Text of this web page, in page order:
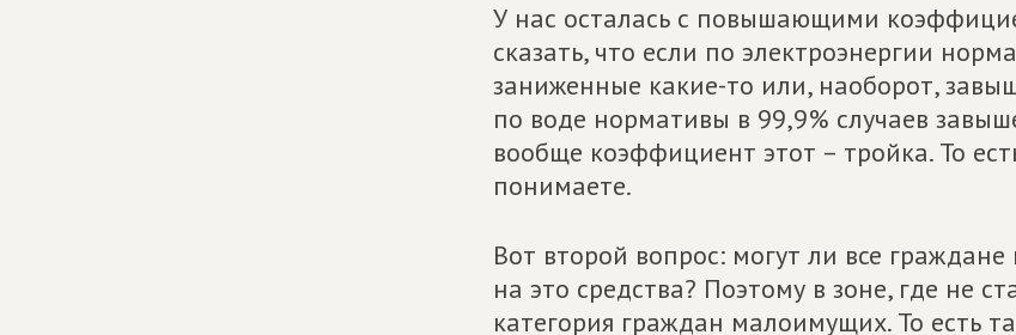
У нас осталась с повышающими
сказать, что если по электроэнергии
заниженные какие-то или, наоборот,
по воде нормативы в 99,9% случаев
вообще коэффициент этот – тройка. То
понимаете.
Вот второй вопрос: могут ли все
на это средства? Поэтому в зоне, где не
категория граждан малоимущих. То есть